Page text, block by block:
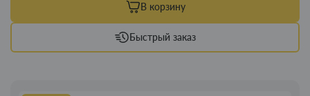
В корзину
Быстрый заказ